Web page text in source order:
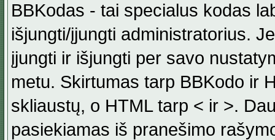
BBKodas - tai specialus kodas
išjungti/įjungti administratorius.
įjungti ir išjungti per savo
metu. Skirtumas tarp BBKodo ir
skliaustų, o HTML tarp < ir >.
pasiekiamas iš pranešimo